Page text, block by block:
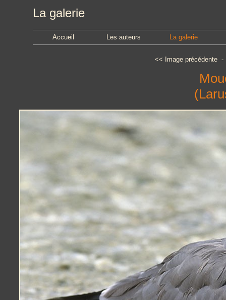
La galerie
Accueil Les auteurs La galerie
<< Image précédente